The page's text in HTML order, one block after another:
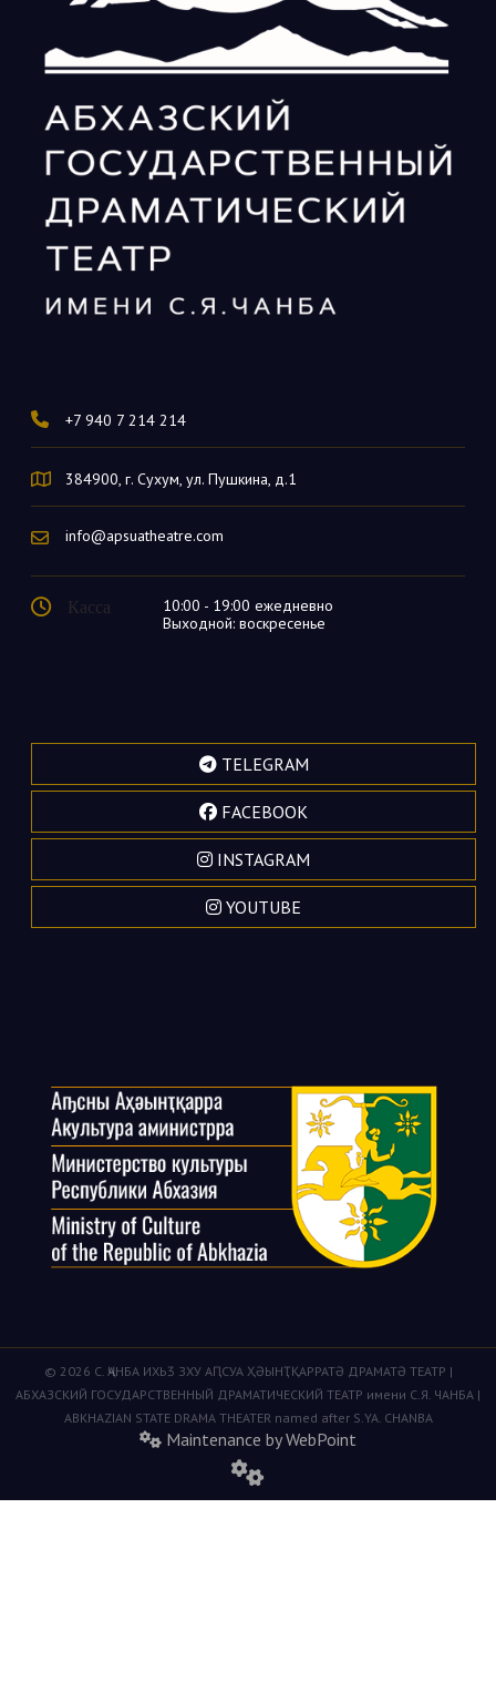
+7 940 7 214 214
384900, г. Сухум, ул. Пушкина, д.1
info@apsuatheatre.com
Касса
10:00 - 19:00 ежедневно
Выходной: воскресенье
TELEGRAM
FACEBOOK
INSTAGRAM
YOUTUBE
© 2026 С. ҶАНБА ИХЬӠ ЗХУ АԤСУА ҲӘЫНҬҚАРРАТӘ ДРАМАТӘ ТЕАТР |
АБХАЗСКИЙ ГОСУДАРСТВЕННЫЙ ДРАМАТИЧЕСКИЙ ТЕАТР имени С.Я. ЧАНБА |
ABKHAZIAN STATE DRAMA THEATER named after S.YA. CHANBA
Maintenance by WebPoint